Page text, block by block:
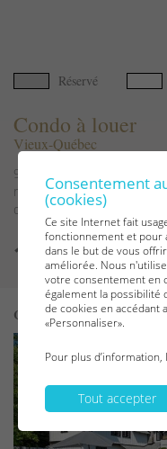
Réservé
Condo à louer
Vieux-Québec
900 pi². condo lumineux
rue, vous assure
de relaxer. Situé au
Code 356
Consentement
(cookies)
Ce site Internet fait
fonctionnement et pour
dans le but de vous
améliorée. Nous
votre consentement en
également la possibilité
de cookies en accédant
«Personnaliser».
Pour plus
Tout accepter